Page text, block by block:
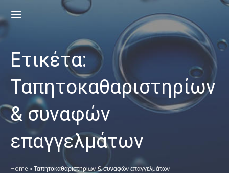
Ετικέτα:
Ταπητοκαθαριστηρίων
& συναφών
επαγγελμάτων
Home » Ταπητοκαθαριστηρίων & συναφών επαγγελμάτων